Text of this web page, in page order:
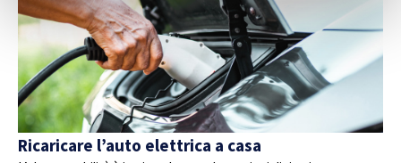
Ricaricare l’auto elettrica a casa